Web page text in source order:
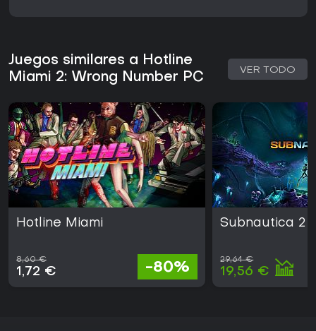
Juegos similares a Hotline
Miami 2: Wrong Number PC
VER TODO
Hotline Miami
8,60 €
1,72 € -80%
Subnautica 2
29,64 €
19,56 €